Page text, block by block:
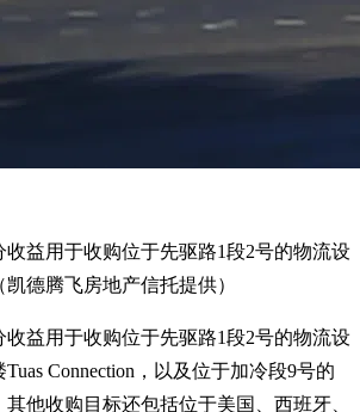
益用于收购位于先驱路1段2号的物流设
凯德腾飞房地产信托提供）
益用于收购位于先驱路1段2号的物流设
Connection，以及位于加冷段9号的
他收购目标还包括位于美国、西班牙、